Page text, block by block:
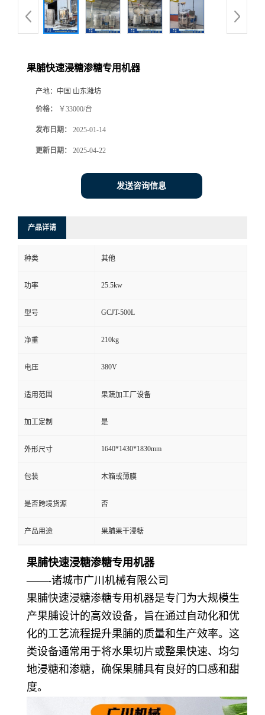
果脯快速浸糖渗糖专用机器
产地： 中国 山东潍坊
价格： ￥33000/台
发布日期： 2025-01-14
更新日期： 2025-04-22
发送咨询信息
产品详请
种类 其他
功率 25.5kw
型号 GCJT-500L
净重 210kg
电压 380V
适用范围 果蔬加工厂设备
加工定制 是
外形尺寸 1640*1430*1830mm
包装 木箱或薄膜
是否跨境货源 否
产品用途 果脯果干浸糖
果脯快速浸糖渗糖专用机器
——-诸城市广川机械有限公司
果脯快速浸糖渗糖专用机器是专门为大规模生
产果脯设计的高效设备，旨在通过自动化和优
化的工艺流程提升果脯的质量和生产效率。这
类设备通常用于将水果切片或整果快速、均匀
地浸糖和渗糖，确保果脯具有良好的口感和甜
度。